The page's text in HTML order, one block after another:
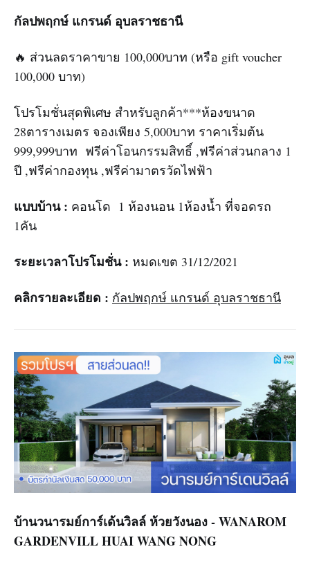
กัลปพฤกษ์ แกรนด์ อุบลราชธานี
🔥 ส่วนลดราคาขาย 100,000บาท (หรือ gift voucher
100,000 บาท)
โปรโมชั่นสุดพิเศษ สำหรับลูกค้า***ห้องขนาด
28ตารางเมตร จองเพียง 5,000บาท ราคาเริ่มต้น
999,999บาท ฟรีค่าโอนกรรมสิทธิ์ ,ฟรีค่าส่วนกลาง 1
ปี ,ฟรีค่ากองทุน ,ฟรีค่ามาตรวัดไฟฟ้า
แบบบ้าน : คอนโด 1 ห้องนอน 1ห้องน้ำ ที่จอดรถ
1คัน
ระยะเวลาโปรโมชั่น : หมดเขต 31/12/2021
คลิกรายละเอียด : กัลปพฤกษ์ แกรนด์ อุบลราชธานี
บ้านวนารมย์การ์เด้นวิลล์ ห้วยวังนอง - WANAROM
GARDENVILL HUAI WANG NONG